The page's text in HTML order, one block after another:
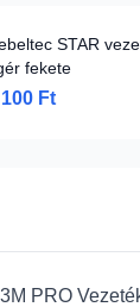
STAR
fekete
Ft
PRO